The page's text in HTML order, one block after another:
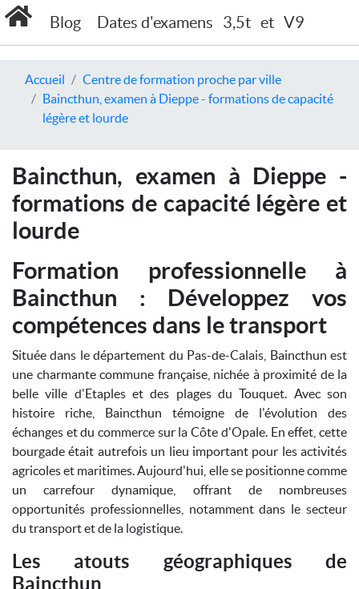
Blog Dates d'examens 3,5t et V9
Accueil
Centre de formation proche par ville
Baincthun, examen à Dieppe - formations de capacité
légère et lourde
Baincthun, examen à Dieppe -
formations de capacité légère et
lourde
Formation professionnelle à
Baincthun : Développez vos
compétences dans le transport
Située dans le département du Pas-de-Calais, Baincthun est
une charmante commune française, nichée à proximité de la
belle ville d'Etaples et des plages du Touquet. Avec son
histoire riche, Baincthun témoigne de l'évolution des
échanges et du commerce sur la Côte d'Opale. En effet, cette
bourgade était autrefois un lieu important pour les activités
agricoles et maritimes. Aujourd'hui, elle se positionne comme
un carrefour dynamique, offrant de nombreuses
opportunités professionnelles, notamment dans le secteur
du transport et de la logistique.
Les atouts géographiques de
Baincthun